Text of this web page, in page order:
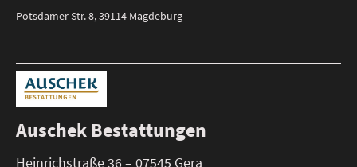
Potsdamer Str. 8, 39114 Magdeburg
Auschek Bestattungen
Heinrichstraße 36 – 07545 Gera